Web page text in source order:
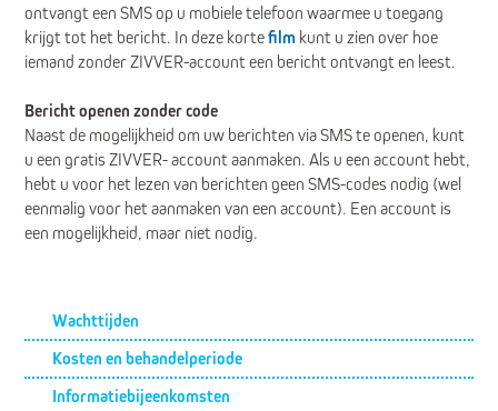
ontvangt een SMS op u mobiele telefoon waarmee u toegang
krijgt tot het bericht. In deze kortefilm kunt u zien over hoe
iemand zonder ZIVVER-account een bericht ontvangt en leest.
Bericht openen zonder code
Naast de mogelijkheid om uw berichten via SMS te openen, kunt
u een gratis ZIVVER- account aanmaken. Als u een account hebt,
hebt u voor het lezen van berichten geen SMS-codes nodig (wel
eenmalig voor het aanmaken van een account). Een account is
een mogelijkheid, maar niet nodig.
Submenu
Wachttijden
Kosten en behandelperiode
Informatiebijeenkomsten